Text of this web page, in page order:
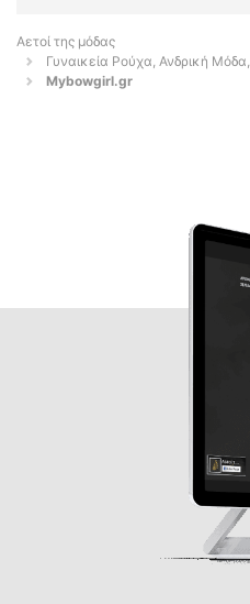
Αετοί της μόδας
Γυναικεία Ρούχα, Ανδρική
Mybowgirl.gr